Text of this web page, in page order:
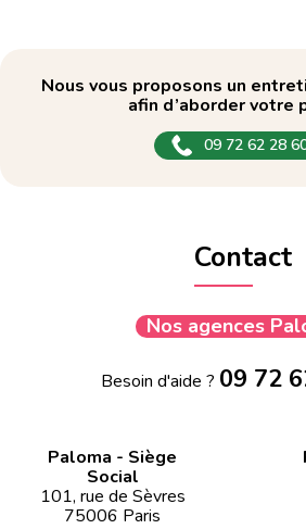
Nous vous proposons un
afin d’aborder votre
09 72 62 28
Contact
Nos agences
Besoin d'aide ? 09 72
Paloma - Siège
Social
101, rue de Sèvres
75006 Paris